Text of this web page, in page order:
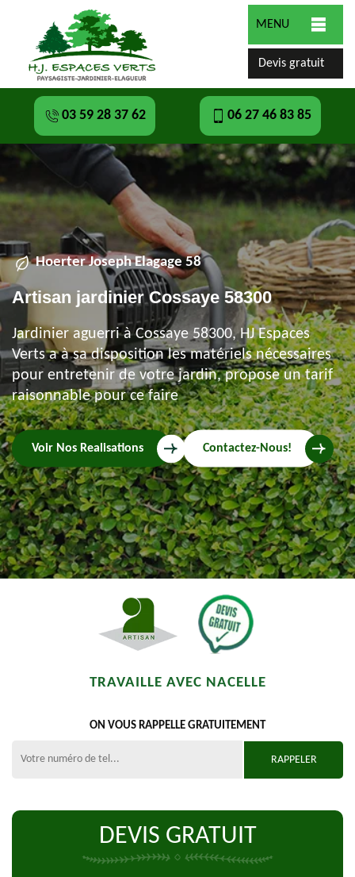
MENU
Devis gratuit
03 59 28 37 62 06 27 46 83 85
Hoerter Joseph Elagage 58
Artisan jardinier Cossaye 58300
Jardinier aguerri à Cossaye 58300, HJ Espaces
Verts a à sa disposition les matériels nécessaires
pour entretenir de votre jardin, propose un tarif
raisonnable pour ce faire
Voir Nos Realisations Contactez-Nous!
TRAVAILLE AVEC NACELLE
ON VOUS RAPPELLE GRATUITEMENT
DEVIS GRATUIT